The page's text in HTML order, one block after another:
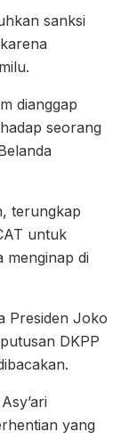
sanksi
dianggap
seorang
terungkap
untuk
menginap di
Presiden Joko
DKPP
yang